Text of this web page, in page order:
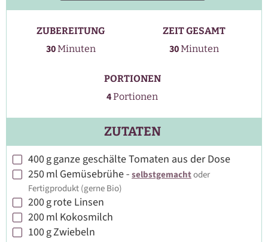
ZUBEREITUNG
30Minuten
Minuten
ZEIT GESAMT
30Minuten
Minuten
PORTIONEN
4Portionen
ZUTATEN
▢
400gganze geschälte Tomaten aus der Dose
▢
250ml Gemüsebrühe - selbstgemachtoder
Fertigprodukt (gerne Bio)
▢
200grote Linsen
▢
200ml Kokosmilch
▢
100gZwiebeln